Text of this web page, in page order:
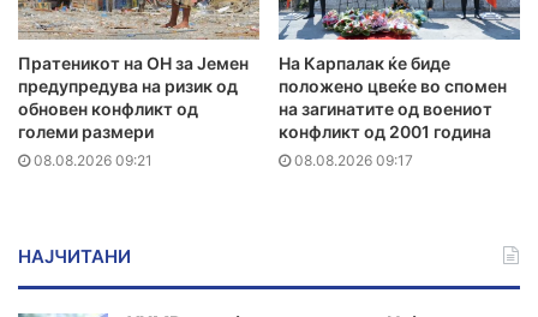
Пратеникот на ОН за Јемен
предупредува на ризик од
обновен конфликт од
големи размери
08.08.2026 09:21
На Карпалак ќе биде
положено цвеќе во спомен
на загинатите од воениот
конфликт од 2001 година
08.08.2026 09:17
НАЈЧИТАНИ